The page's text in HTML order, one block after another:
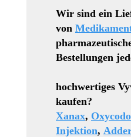
Wir sind ein
von
Bestellungen
Wo
hochwertiges
kaufen?
Xanax,
Injektion,